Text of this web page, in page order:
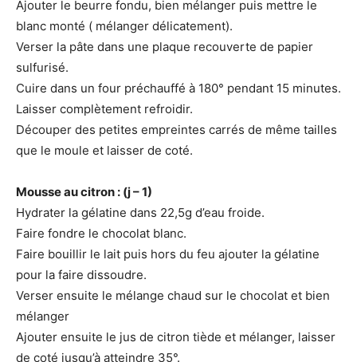
Ajouter le beurre fondu, bien mélanger puis mettre le
blanc monté ( mélanger délicatement).
Verser la pâte dans une plaque recouverte de papier
sulfurisé.
Cuire dans un four préchauffé à 180° pendant 15 minutes.
Laisser complètement refroidir.
Découper des petites empreintes carrés de même tailles
que le moule et laisser de coté.
Mousse au citron : (j – 1)
Hydrater la gélatine dans 22,5g d’eau froide.
Faire fondre le chocolat blanc.
Faire bouillir le lait puis hors du feu ajouter la gélatine
pour la faire dissoudre.
Verser ensuite le mélange chaud sur le chocolat et bien
mélanger
Ajouter ensuite le jus de citron tiède et mélanger, laisser
de coté jusqu’à atteindre 35°.